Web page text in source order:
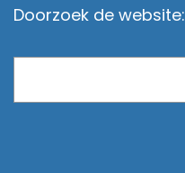
Doorzoek de website: